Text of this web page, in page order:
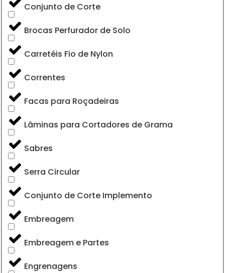
Conjunto de Corte
Brocas Perfurador de Solo
Carretéis Fio de Nylon
Correntes
Facas para Roçadeiras
Lâminas para Cortadores de Grama
Sabres
Serra Circular
Conjunto de Corte Implemento
Embreagem
Embreagem e Partes
Engrenagens